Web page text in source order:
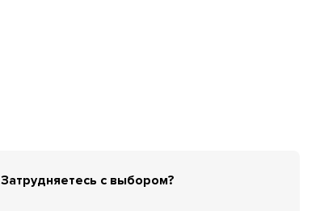
Затрудняетесь с выбором?